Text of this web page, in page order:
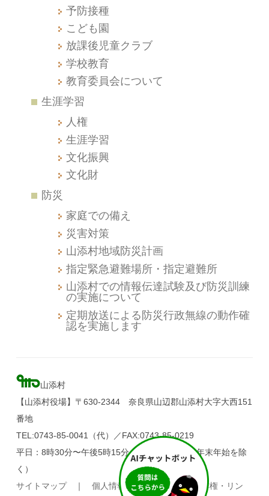
予防接種
こども園
放課後児童クラブ
学校教育
教育委員会について
生涯学習
人権
生涯学習
文化振興
文化財
防災
家庭での備え
災害対策
山添村地域防災計画
指定緊急避難場所・指定避難所
山添村での情報伝達試験及び防災訓練
の実施について
定期放送による防災行政無線の動作確
認を実施します
山添村
【山添村役場】〒630-2344 奈良県山辺郡山添村大字大西151
番地
TEL:0743-85-0041（代）／FAX:0743-85-0219
平日：8時30分〜午後5時15分（土・日・祝日、年末年始を除
く）
サイトマップ｜個人情報の取り扱い ｜ 著作権・リン